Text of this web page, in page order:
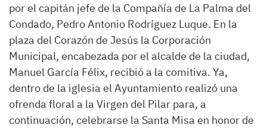
por el capitán jefe de la Compañía de La Palma del
Condado, Pedro Antonio Rodríguez Luque. En la
plaza del Corazón de Jesús la Corporación
Municipal, encabezada por el alcalde de la ciudad,
Manuel García Félix, recibió a la comitiva. Ya,
dentro de la iglesia el Ayuntamiento realizó una
ofrenda floral a la Virgen del Pilar para, a
continuación, celebrarse la Santa Misa en honor de